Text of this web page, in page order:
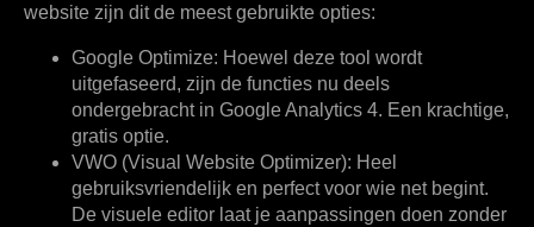
website zijn dit de meest gebruikte opties:
Google Optimize: Hoewel deze tool wordt
uitgefaseerd, zijn de functies nu deels
ondergebracht in Google Analytics 4. Een krachtige,
gratis optie.
VWO (Visual Website Optimizer): Heel
gebruiksvriendelijk en perfect voor wie net begint.
De visuele editor laat je aanpassingen doen zonder